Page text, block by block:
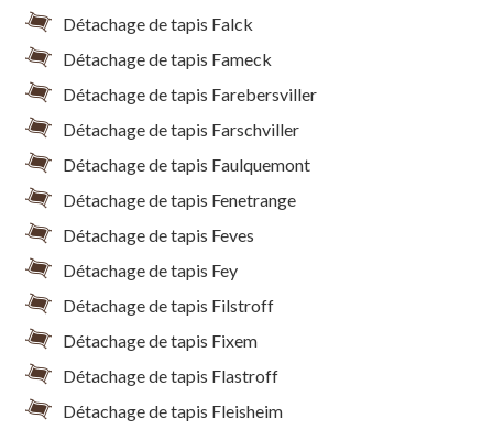
Détachage de tapis Falck
Détachage de tapis Fameck
Détachage de tapis Farebersviller
Détachage de tapis Farschviller
Détachage de tapis Faulquemont
Détachage de tapis Fenetrange
Détachage de tapis Feves
Détachage de tapis Fey
Détachage de tapis Filstroff
Détachage de tapis Fixem
Détachage de tapis Flastroff
Détachage de tapis Fleisheim